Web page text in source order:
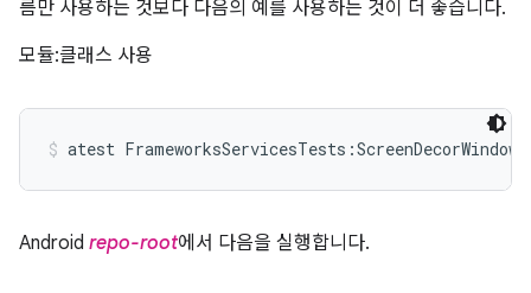
름만 사용하는 것보다 다음의 예를 사용하는 것이 더 좋습니다.
모듈:클래스 사용
atest
Android repo-root에서 다음을 실행합니다.